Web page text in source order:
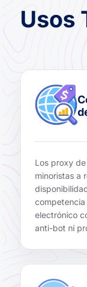
Usos
Los proxy
minoristas a
electrónico
anti-bot ni